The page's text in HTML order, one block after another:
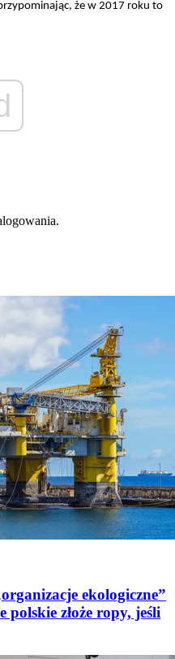
że w 2017 roku to
ekologiczne”
polskie złoże ropy, jeśli